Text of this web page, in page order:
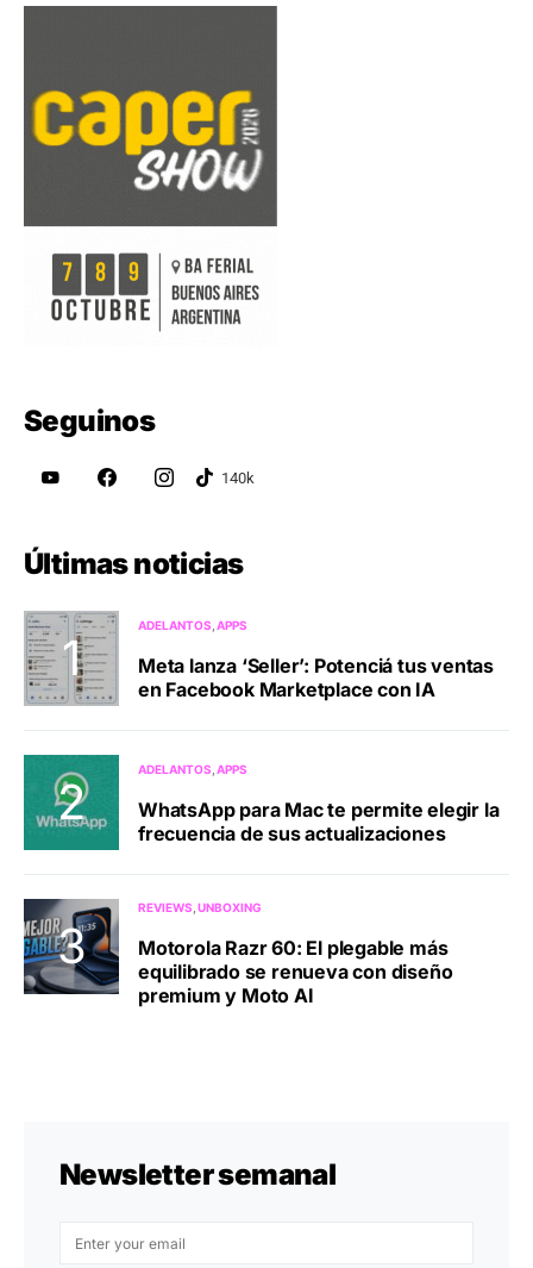
Seguinos
Últimas noticias
ADELANTOS APPS
Meta lanza ‘Seller’: Potenciá tus ventas
en Facebook Marketplace con IA
ADELANTOS APPS
WhatsApp para Mac te permite elegir la
frecuencia de sus actualizaciones
REVIEWS UNBOXING
Motorola Razr 60: El plegable más
equilibrado se renueva con diseño
premium y Moto AI
Newsletter semanal